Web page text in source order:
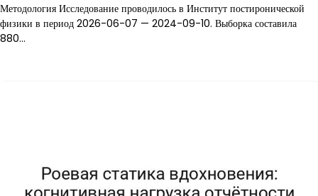
Методология Исследование проводилось в Институт постиронической
физики в период 2026-06-07 — 2024-09-10. Выборка составила
880…